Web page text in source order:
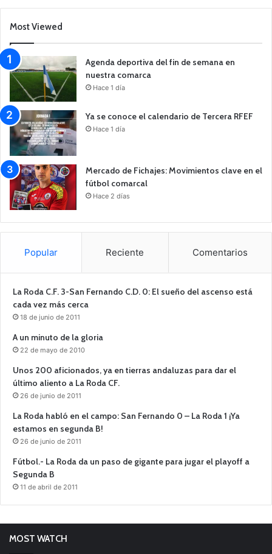
Most Viewed
Agenda deportiva del fin de semana en
nuestra comarca
Hace 1 día
Ya se conoce el calendario de Tercera RFEF
Hace 1 día
Mercado de Fichajes: Movimientos clave en el
fútbol comarcal
Hace 2 días
Popular Reciente Comentarios
La Roda C.F. 3-San Fernando C.D. 0: El sueño del ascenso está
cada vez más cerca
18 de junio de 2011
A un minuto de la gloria
22 de mayo de 2010
Unos 200 aficionados, ya en tierras andaluzas para dar el
último aliento a La Roda CF.
26 de junio de 2011
La Roda habló en el campo: San Fernando 0 – La Roda 1 ¡Ya
estamos en segunda B!
26 de junio de 2011
Fútbol.- La Roda da un paso de gigante para jugar el playoff a
Segunda B
11 de abril de 2011
MOST WATCH